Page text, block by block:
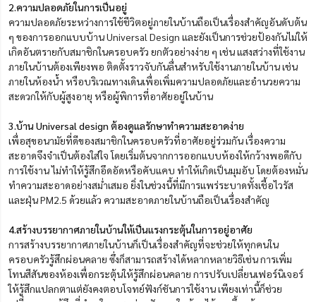
2.ความปลอดภัยในการเป็นอยู่
ความปลอดภัยระหว่างการใช้ชีวิตอยู่ภายในบ้านถือเป็นเรื่องสำคัญอันดับต้น
ๆ ของการออกแบบบ้าน Universal Design และยังเป็นการช่วยป้องกันไม่ให้
เกิดอันตรายกับสมาชิกในครอบครัว ยกตัวอย่างง่าย ๆ เช่น แสงสว่างที่ใช้งาน
ภายในบ้านต้องเพียงพอ ติดตั้งราวจับกันลื่นสำหรับใช้งานภายในบ้าน เช่น
ภายในห้องน้ำ หรือบริเวณทางเดินเพื่อเพิ่มความปลอดภัยและอำนวยความ
สะดวกให้กับผู้สูงอายุ หรือผู้พิการที่อาศัยอยู่ในบ้าน
3.บ้าน Universal design ต้องดูแลรักษาทำความสะอาดง่าย
เพื่อสุขอนามัยที่ดีของสมาชิกในครอบครัวที่อาศัยอยู่ร่วมกัน เรื่องความ
สะอาดจึงจำเป็นต้องใส่ใจ โดยเริ่มต้นจากการออกแบบห้องให้กว้างพอดีกับ
การใช้งาน ไม่ทำให้รู้สึกอึดอัดหรือคับแคบ ทำให้เกิดเป็นมุมอับ โดยต้องหมั่น
ทำความสะอาดอย่างสม่ำเสมอ ยิ่งในช่วงนี้ที่มีการแพร่ระบาดทั้งเชื้อไวรัส
และฝุ่น PM2.5 ด้วยแล้ว ความสะอาดภายในบ้านถือเป็นเรื่องสำคัญ
4.สร้างบรรยากาศภายในบ้านให้เป็นแรงกระตุ้นในการอยู่อาศัย
การสร้างบรรยากาศภายในบ้านก็เป็นเรื่องสำคัญที่จะช่วยให้ทุกคนใน
ครอบครัวรู้สึกผ่อนคลาย ซึ่งก็สามารถสร้างได้หลากหลายวิธีเช่น การเพิ่ม
โทนสีสันของห้องเพื่อกระตุ้นให้รู้สึกผ่อนคลาย การปรับเปลี่ยนเฟอร์นิเจอร์
ให้รู้สึกแปลกตาแต่ยังคงตอบโจทย์ฟังก์ชันการใช้งาน เพียงเท่านี้ก็ช่วย